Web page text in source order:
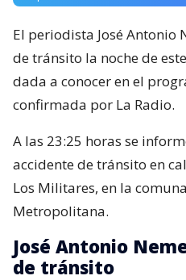
El periodista José Antonio
de tránsito la noche de
dada a conocer en el
confirmada por La Radio.
A las 23:25 horas se
accidente de tránsito en
Los Militares, en la
Metropolitana.
José Antonio
de tránsito